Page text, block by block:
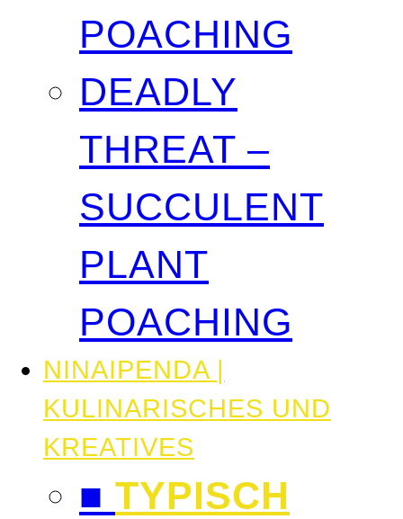
POACHING
DEADLY
THREAT –
SUCCULENT
PLANT
POACHING
NINAIPENDA |
KULINARISCHES UND
KREATIVES
■ TYPISCH